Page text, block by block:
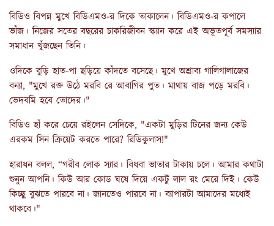
বিডিও বিপন্ন মুখে বিডিএমও-র দিকে তাকালেন। বিডিএমও-র কপালে
ভাঁজ। নিজের সতের বছরের চাকরিজীবন স্ক্যান করে এই অভূতপূর্ব সমস্যার
সমাধান খুঁজছেন তিনি।
ওদিকে বুড়ি হাত-পা ছড়িয়ে কাঁদতে বসেছে। মুখে অশ্রাব্য গালিগালাজের
বন্যা, "মুখে রক্ত উঠে মরবি রে আবাগির পুত। মাথায় বাজ পড়ে মরবি।
ভেদবমি হবে তোদের।"
বিডিও হাঁ করে চেয়ে রইলেন সেদিকে, "একটা মুড়ির টিনের জন্য কেউ
এরকম সিন ক্রিয়েট করতে পারে? রিডিকুলাস!"
হারাধন বলল, “গরীব লোক স্যার। বিধবা ভাতার টাকায় চলে। আমার কথাটা
শুনুন আপনি। কিউ আর কোড ঘষে দিয়ে একটু লাল রং মেরে দিই। কেউ
কিচ্ছু বুঝতে পারবে না। জানতেও পারবে না। ব্যাপারটা আমাদের মধ্যেই
থাকবে।"